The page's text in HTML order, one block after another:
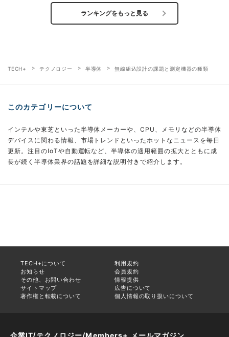
ランキングをもっと見る
TECH+ テクノロジー 半導体 無線組込設計の課題と測定機器の種類
このカテゴリーについて
インテルや東芝といった半導体メーカーや、CPU、メモリなどの半導体
デバイスに関わる情報、市場トレンドといったホットなニュースを毎日
更新。注目のIoTや自動運転など、半導体の適用範囲の拡大とともに成
長が続く半導体業界の話題を詳細な説明付きで紹介します。
TECH+について
利用規約
お知らせ
会員規約
その他、お問い合わせ
情報提供
サイトマップ
広告について
著作権と転載について
個人情報の取り扱いについて
企業IT/テクノロジー/Members+ メールマガジン